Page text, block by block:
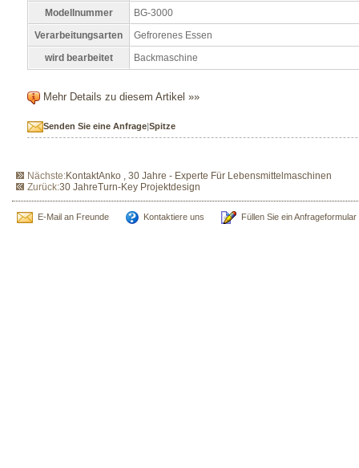
Modellnummer
BG-3000
Verarbeitungsarten
Gefrorenes Essen
wird bearbeitet
Backmaschine
Mehr Details zu diesem Artikel »»
Senden Sie eine Anfrage|Spitze
Nächste:KontaktAnko , 30 Jahre - Experte Für Lebensmittelmaschinen
Zurück:30 JahreTurn-Key Projektdesign
E-Mail an Freunde Kontaktiere uns Füllen Sie ein Anfrageformular